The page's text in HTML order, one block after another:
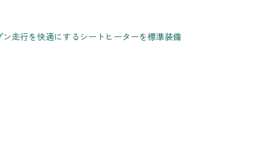
走行を快適にするシートヒーターを標準装備